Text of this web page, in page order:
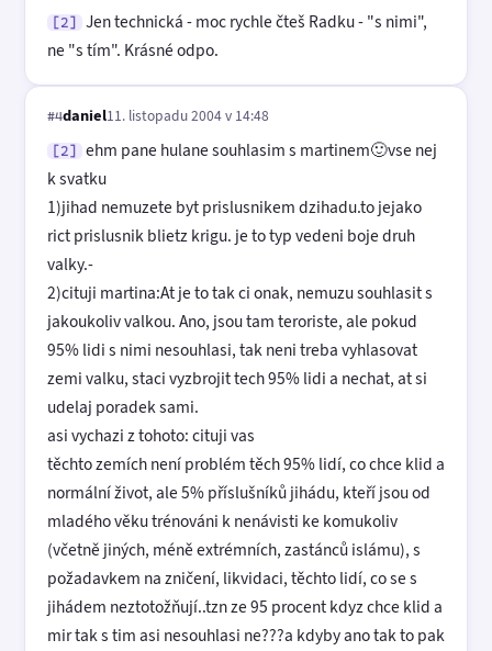
[2]
Jen technická - moc rychle čteš Radku - "s nimi",
ne "s tím". Krásné odpo.
#4daniel11. listopadu 2004 v 14:48
[2]
ehm pane hulane souhlasim s martinem🙂vse nej
k svatku
1)jihad nemuzete byt prislusnikem dzihadu.to jejako
rict prislusnik blietz krigu. je to typ vedeni boje druh
valky.-
2)cituji martina:At je to tak ci onak, nemuzu souhlasit s
jakoukoliv valkou. Ano, jsou tam teroriste, ale pokud
95% lidi s nimi nesouhlasi, tak neni treba vyhlasovat
zemi valku, staci vyzbrojit tech 95% lidi a nechat, at si
udelaj poradek sami.
asi vychazi z tohoto: cituji vas
těchto zemích není problém těch 95% lidí, co chce klid a
normální život, ale 5% příslušníků jihádu, kteří jsou od
mladého věku trénováni k nenávisti ke komukoliv
(včetně jiných, méně extrémních, zastánců islámu), s
požadavkem na zničení, likvidaci, těchto lidí, co se s
jihádem neztotožňují..tzn ze 95 procent kdyz chce klid a
mir tak s tim asi nesouhlasi ne???a kdyby ano tak to pak